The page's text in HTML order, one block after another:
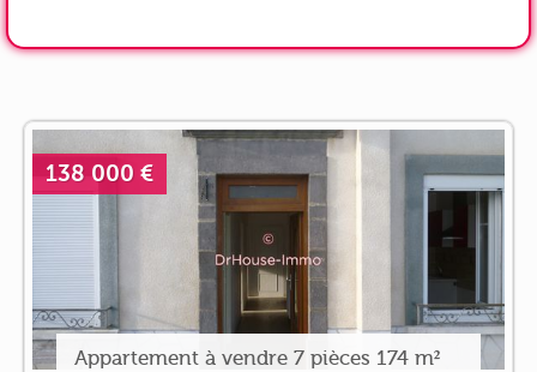
138 000 €
Appartement à vendre 7 pièces 174 m²